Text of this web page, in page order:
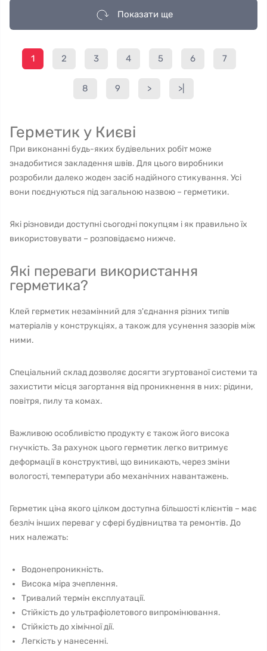
Показати ще
1 2 3 4 5 6 7
8 9 > >|
Герметик у Києві
При виконанні будь-яких будівельних робіт може
знадобитися закладення швів. Для цього виробники
розробили далеко жоден засіб надійного стикування. Усі
вони поєднуються під загальною назвою – герметики.
Які різновиди доступні сьогодні покупцям і як правильно їх
використовувати – розповідаємо нижче.
Які переваги використання
герметика?
Клей герметик незамінний для з'єднання різних типів
матеріалів у конструкціях, а також для усунення зазорів між
ними.
Спеціальний склад дозволяє досягти згуртованої системи та
захистити місця загортання від проникнення в них: рідини,
повітря, пилу та комах.
Важливою особливістю продукту є також його висока
гнучкість. За рахунок цього герметик легко витримує
деформації в конструктиві, що виникають, через зміни
вологості, температури або механічних навантажень.
Герметик ціна якого цілком доступна більшості клієнтів – має
безліч інших переваг у сфері будівництва та ремонтів. До
них належать:
Водонепроникність.
Висока міра зчеплення.
Тривалий термін експлуатації.
Стійкість до ультрафіолетового випромінювання.
Стійкість до хімічної дії.
Легкість у нанесенні.